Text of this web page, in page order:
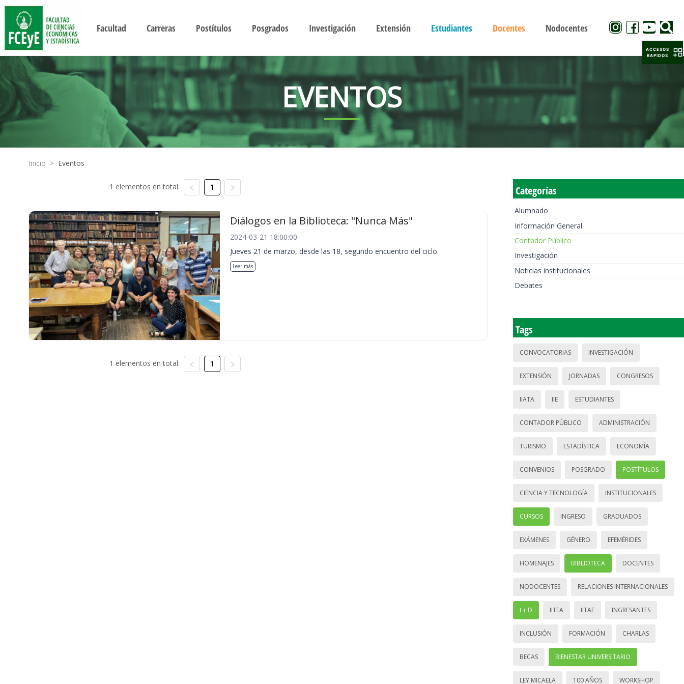
Facultad Carreras Postítulos Posgrados Investigación Extensión Estudiantes Docentes Nodocentes
EVENTOS
Inicio > Eventos
1 elementos en total: 1
Diálogos en la Biblioteca: "Nunca Más"
2024-03-21 18:00:00
Jueves 21 de marzo, desde las 18, segundo encuentro del ciclo.
Leer más
1 elementos en total: 1
Categorías
Alumnado
Información General
Contador Público
Investigación
Noticias institucionales
Debates
Tags
CONVOCATORIAS INVESTIGACIÓN
EXTENSIÓN JORNADAS CONGRESOS
IIATA IIE ESTUDIANTES
CONTADOR PÚBLICO ADMINISTRACIÓN
TURISMO ESTADÍSTICA ECONOMÍA
CONVENIOS POSGRADO POSTÍTULOS
CIENCIA Y TECNOLOGÍA INSTITUCIONALES
CURSOS INGRESO GRADUADOS
EXÁMENES GÉNERO EFEMÉRIDES
HOMENAJES BIBLIOTECA DOCENTES
NODOCENTES RELACIONES INTERNACIONALES
I + D IITEA IITAE INGRESANTES
INCLUSIÓN FORMACIÓN CHARLAS
BECAS BIENESTAR UNIVERSITARIO
LEY MICAELA 100 AÑOS WORKSHOP
ACCESOS
RAPIDOS